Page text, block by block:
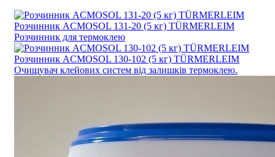
Розчинник ACMOSOL 131-20 (5 кг) TÜRMERLEIM
Розчинник для термоклею
Розчинник ACMOSOL 130-102 (5 кг) TÜRMERLEIM
Очищувач клейових систем від залишків термоклею.